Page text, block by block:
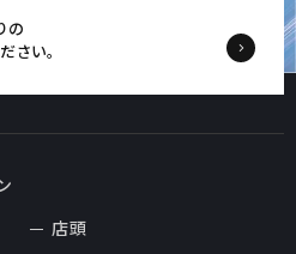
の
さい。
店頭